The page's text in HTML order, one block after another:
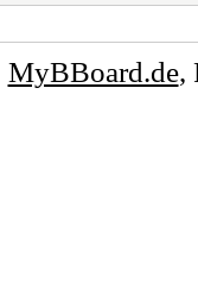
MyBBoard.de,